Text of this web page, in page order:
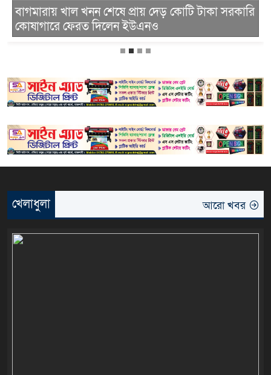
বাগমারায় খাল খনন শেষে প্রায় দেড় কোটি টাকা সরকারি
কোষাগারে ফেরত দিলেন ইউএনও
খেলাধুলা আরো খবর